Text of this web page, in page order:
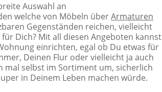
Auswahl an
welche von Möbeln überArmaturen
Gegenständen reichen, vielleicht
Dich? Mit all diesen Angeboten kannst
einrichten, egal ob Du etwas für
Deinen Flur oder vielleicht ja auch
mal selbst im Sortiment um, sicherlich
in Deinem Leben machen würde.